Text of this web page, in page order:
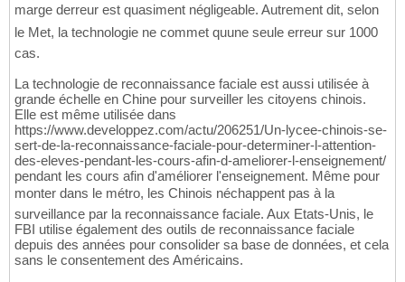
marge derreur est quasiment négligeable. Autrement dit, selon
le Met, la technologie ne commet quune seule erreur sur 1000
cas.
La technologie de reconnaissance faciale est aussi utilisée à
grande échelle en Chine pour surveiller les citoyens chinois.
Elle est même utilisée dans
https://www.developpez.com/actu/206251/Un-lycee-chinois-se-
sert-de-la-reconnaissance-faciale-pour-determiner-l-attention-
des-eleves-pendant-les-cours-afin-d-ameliorer-l-enseignement/
pendant les cours afin d'améliorer l'enseignement. Même pour
monter dans le métro, les Chinois néchappent pas à la
surveillance par la reconnaissance faciale. Aux Etats-Unis, le
FBI utilise également des outils de reconnaissance faciale
depuis des années pour consolider sa base de données, et cela
sans le consentement des Américains.